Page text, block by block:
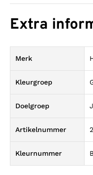
Extra
Merk
Kleurgroep
Doelgroep
Artikelnummer
Kleurnummer